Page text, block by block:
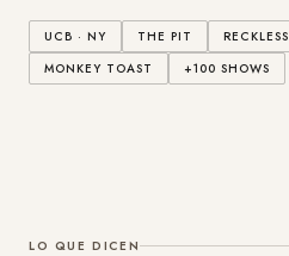
UCB · NY THE PIT RECKLESS
MONKEY TOAST
+100 SHOWS
LO QUE DICEN